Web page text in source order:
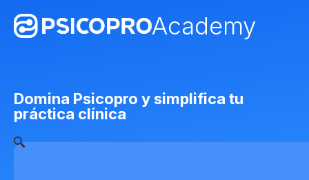
Academy
Domina Psicopro y simplifica tu
práctica clínica